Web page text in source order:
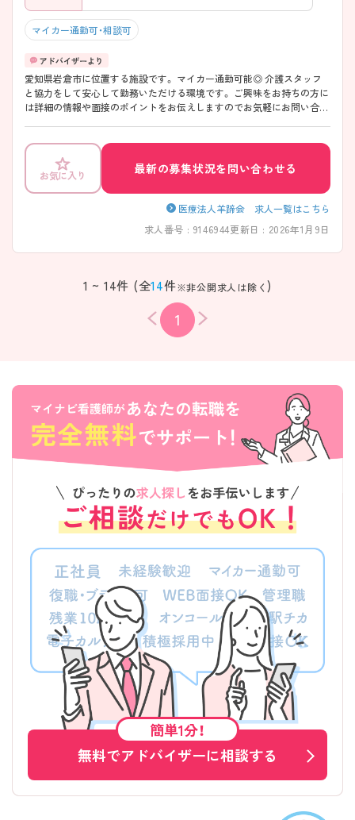
マイカー通勤可・相談可
愛知県岩倉市に位置する施設です。 マイカー通勤可能◎ 介護スタッフ
と協力をして安心して勤務いただける環境です。 ご興味をお持ちの方に
は詳細の情報や面接のポイントをお伝えしますのでお気軽にお問い合わ
お気に入り 最新の募集状況を問い合わせる
医療法人羊蹄会 求人一覧はこちら
求人番号 : 9146944更新日 : 2026年1月9日
1 ~ 14件 (全14件※非公開求人は除く )
1
簡単1分！
無料でアドバイザーに相談する